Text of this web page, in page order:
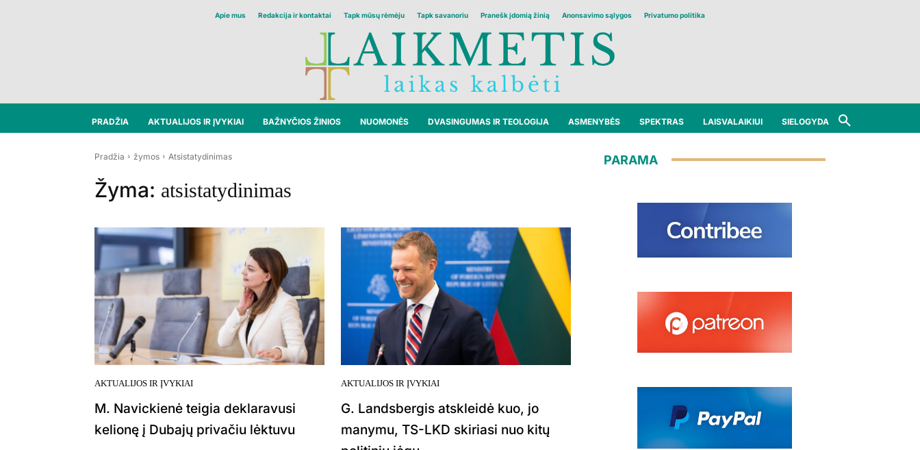
Apie mus Redakcija ir kontaktai Tapk mūsų rėmėju Tapk savanoriu Pranešk įdomią žinią Anonsavimo sąlygos Privatumo politika
PRADŽIA AKTUALIJOS IR ĮVYKIAI BAŽNYČIOS ŽINIOS NUOMONĖS DVASINGUMAS IR TEOLOGIJA ASMENYBĖS SPEKTRAS LAISVALAIKIUI SIELOGYDA
Pradžia žymos Atsistatydinimas
Žyma: atsistatydinimas
AKTUALIJOS IR ĮVYKIAI
M. Navickienė teigia deklaravusi
kelionę į Dubajų privačiu lėktuvu
AKTUALIJOS IR ĮVYKIAI
G. Landsbergis atskleidė kuo, jo
manymu, TS-LKD skiriasi nuo kitų
PARAMA